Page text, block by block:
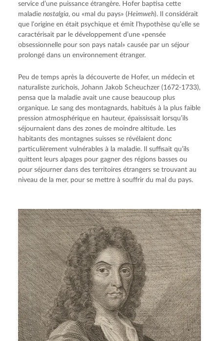
service d’une puissance étrangère. Hofer baptisa cette
maladienostalgia, ou «mal du pays» (Heimweh). Il considérait
que l’origine en était psychique et émit l’hypothèse qu’elle se
caractérisait par le développement d’une «pensée
obsessionnelle pour son pays natal» causée par un séjour
prolongé dans un environnement étranger.
Peu de temps après la découverte de Hofer, un médecin et
naturaliste zurichois, Johann Jakob Scheuchzer (1672-1733),
pensa que la maladie avait une cause beaucoup plus
organique. Le sang des montagnards, habitués à la plus faible
pression atmosphérique en hauteur, épaississait lorsqu’ils
séjournaient dans des zones de moindre altitude. Les
habitants des montagnes suisses se révélaient donc
particulièrement vulnérables à la maladie. Il suffisait qu’ils
quittent leurs alpages pour gagner des régions basses ou
pour séjourner dans des territoires étrangers se trouvant au
niveau de la mer, pour se mettre à souffrir du mal du pays.